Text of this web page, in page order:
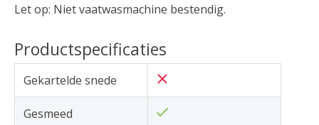
Let op: Niet vaatwasmachine bestendig.
Productspecificaties
Gekartelde snede
Gesmeed